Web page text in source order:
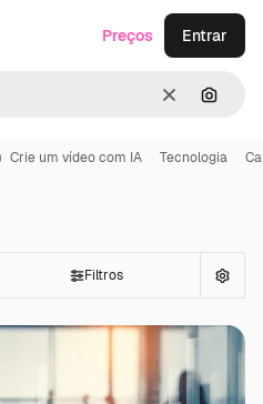
Limpar
Preços Entrar
Crie um vídeo com IA Tecnologia
Filtros